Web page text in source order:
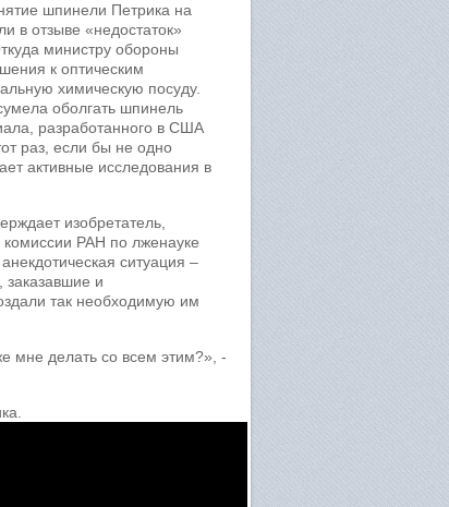
шпинели Петрика на
в отзыве «недостаток»
министру обороны
к оптическим
химическую посуду.
оболгать шпинель
разработанного в США
раз, если бы не одно
активные исследования в
изобретатель,
РАН по лженауке
ситуация –
заказавшие и
так необходимую им
мне делать со всем этим?», -